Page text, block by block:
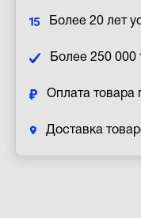
Более 20 лет
Более 250 000
Оплата товара
Доставка